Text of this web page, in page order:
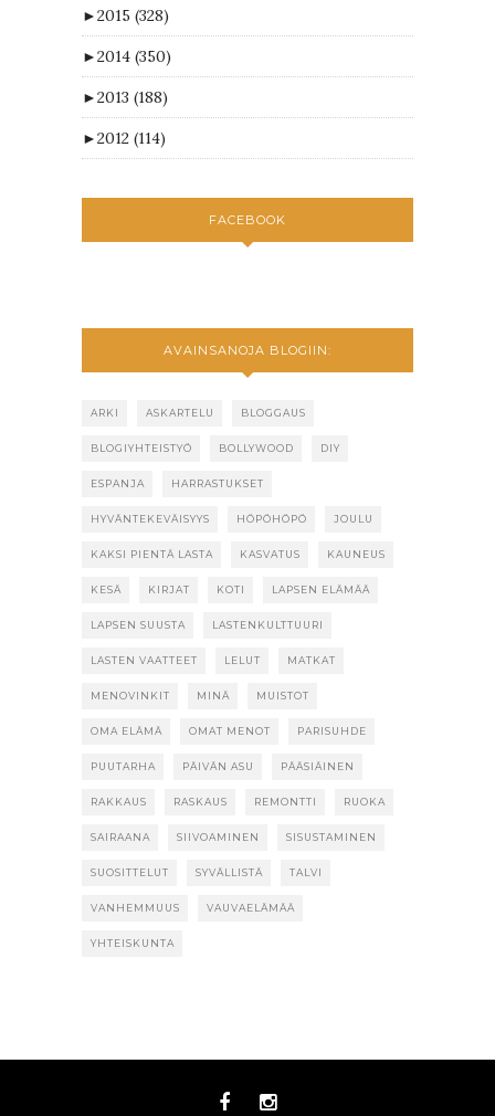
►2015 (328)
►2014 (350)
►2013 (188)
►2012 (114)
FACEBOOK
AVAINSANOJA BLOGIIN:
ARKI ASKARTELU BLOGGAUS
BLOGIYHTEISTYÖ BOLLYWOOD DIY
ESPANJA HARRASTUKSET
HYVÄNTEKEVÄISYYS HÖPÖHÖPÖ JOULU
KAKSI PIENTÄ LASTA KASVATUS KAUNEUS
KESÄ KIRJAT KOTI LAPSEN ELÄMÄÄ
LAPSEN SUUSTA LASTENKULTTUURI
LASTEN VAATTEET LELUT MATKAT
MENOVINKIT MINÄ MUISTOT
OMA ELÄMÄ OMAT MENOT PARISUHDE
PUUTARHA PÄIVÄN ASU PÄÄSIÄINEN
RAKKAUS RASKAUS REMONTTI RUOKA
SAIRAANA SIIVOAMINEN SISUSTAMINEN
SUOSITTELUT SYVÄLLISTÄ TALVI
VANHEMMUUS VAUVAELÄMÄÄ
YHTEISKUNTA